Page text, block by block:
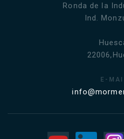
Ronda de la
Ind.
E-